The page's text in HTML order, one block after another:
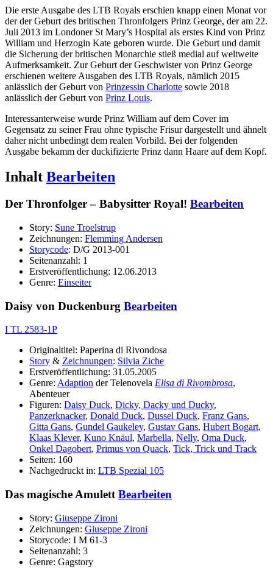
Die erste Ausgabe des LTB Royals erschien knapp einen Monat vor
der der Geburt des britischen Thronfolgers Prinz George, der am 22.
Juli 2013 im Londoner St Mary’s Hospital als erstes Kind von Prinz
William und Herzogin Kate geboren wurde. Die Geburt und damit
die Sicherung der britischen Monarchie stieß medial auf weltweite
Aufmerksamkeit. Zur Geburt der Geschwister von Prinz George
erschienen weitere Ausgaben des LTB Royals, nämlich 2015
anlässlich der Geburt von Prinzessin Charlotte sowie 2018
anlässlich der Geburt von Prinz Louis.
Interessanterweise wurde Prinz William auf dem Cover im
Gegensatz zu seiner Frau ohne typische Frisur dargestellt und ähnelt
daher nicht unbedingt dem realen Vorbild. Bei der folgenden
Ausgabe bekamm der duckifizierte Prinz dann Haare auf dem Kopf.
Inhalt Bearbeiten
Der Thronfolger – Babysitter Royal! Bearbeiten
Story: Sune Troelstrup
Zeichnungen: Flemming Andersen
Storycode: D/G 2013-001
Seitenanzahl: 1
Erstveröffentlichung: 12.06.2013
Genre: Einseiter
Daisy von Duckenburg Bearbeiten
I TL 2583-1P
Originaltitel: Paperina di Rivondosa
Story & Zeichnungen: Silvia Ziche
Erstveröffentlichung: 31.05.2005
Genre: Adaption der Telenovela Elisa di Rivombrosa,
Abenteuer
Figuren: Daisy Duck, Dicky, Dacky und Ducky,
Panzerknacker, Donald Duck, Dussel Duck, Franz Gans,
Gitta Gans, Gundel Gaukeley, Gustav Gans, Hubert Bogart,
Klaas Klever, Kuno Knäul, Marbella, Nelly, Oma Duck,
Onkel Dagobert, Primus von Quack, Tick, Trick und Track
Seiten: 160
Nachgedruckt in: LTB Spezial 105
Das magische Amulett Bearbeiten
Story: Giuseppe Zironi
Zeichnungen: Giuseppe Zironi
Storycode: I M 61-3
Seitenanzahl: 3
Genre: Gagstory